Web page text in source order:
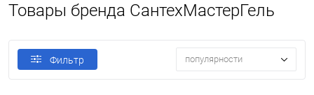
Товары бренда СантехМастерГель
Фильтр популярности